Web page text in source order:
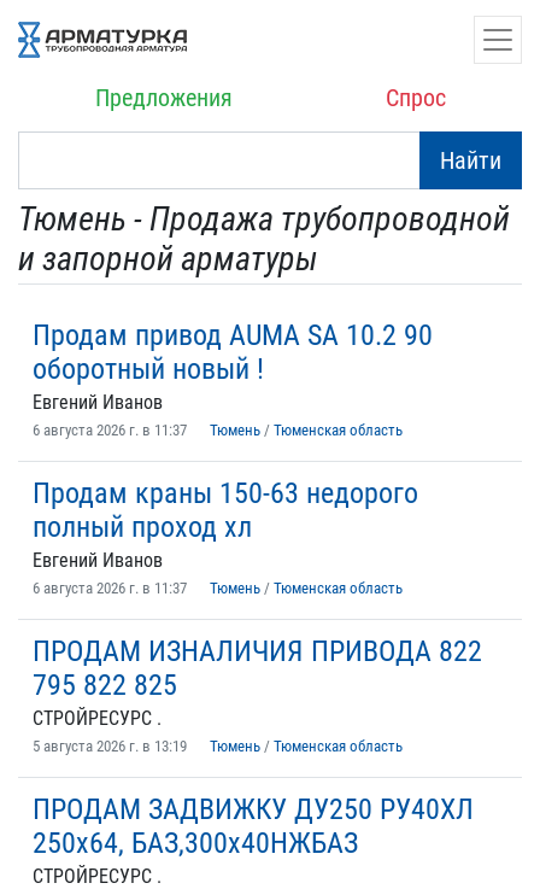
Предложения Спрос
Найти
Тюмень - Продажа трубопроводной
и запорной арматуры
Продам привод AUMA SA 10.2 90
оборотный новый !
Евгений Иванов
6 августа 2026 г. в 11:37 Тюмень / Тюменская область
Продам краны 150-63 недорого
полный проход хл
Евгений Иванов
6 августа 2026 г. в 11:37 Тюмень / Тюменская область
ПРОДАМ ИЗНАЛИЧИЯ ПРИВОДА 822
795 822 825
СТРОЙРЕСУРС .
5 августа 2026 г. в 13:19 Тюмень / Тюменская область
ПРОДАМ ЗАДВИЖКУ ДУ250 РУ40ХЛ
250х64, БАЗ,300х40НЖБАЗ
СТРОЙРЕСУРС .